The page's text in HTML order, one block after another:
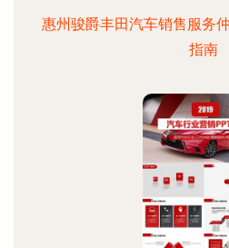
惠州骏爵丰田汽车销售服务
指南